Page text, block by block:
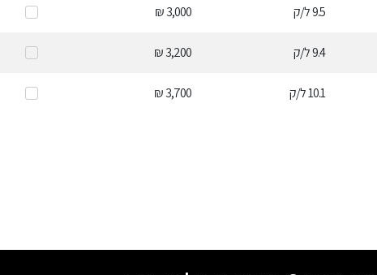
9.5ל/ק 3,000 ₪
9.4ל/ק 3,200 ₪
10.1ל/ק 3,700 ₪